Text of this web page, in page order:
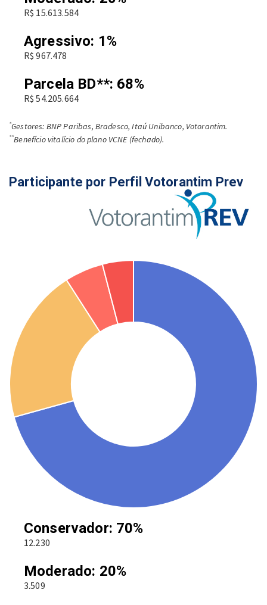
R$ 15.613.584
Agressivo: 1%
R$ 967.478
Parcela BD**: 68%
R$ 54.205.664
*Gestores: BNP Paribas, Bradesco, Itaú Unibanco, Votorantim.
**Benefício vitalício do plano VCNE (fechado).
Participante por Perfil Votorantim Prev
Conservador: 70%
12.230
Moderado: 20%
3.509